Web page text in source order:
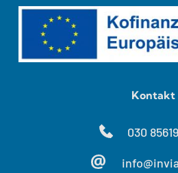
Kontakt
030